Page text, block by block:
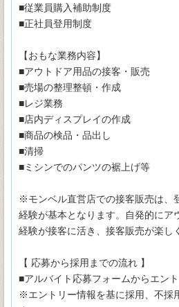
■従業員購入補助制度
■正社員登用制度
【おもな業務内容】
■アウトドア用品の接客・販売
■売場の整理整頓・作成
■レジ業務
■店内ディスプレイの作成
■商品の検品・品出し
■清掃
■ミシンでのパンツの裾上げ等
※モンベル直営店での接客販売は、
経験が基本となります。自発的にア
経験が接客に活き、接客販売が楽し
【 応募から採用までの流れ 】
■アルバイト応募フォームからエン
※エントリー情報を基に採用、不採